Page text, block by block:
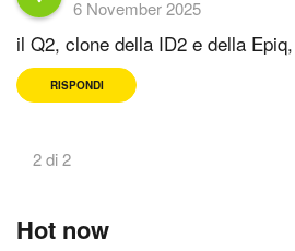
6 November 2025
il Q2, clone della ID2 e della
RISPONDI
2 di 2
Hot now